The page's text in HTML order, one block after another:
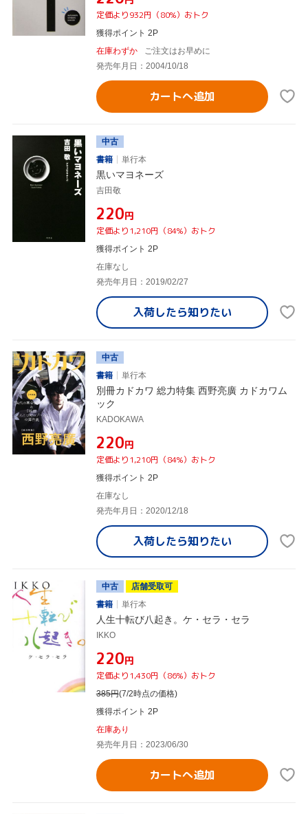
定価より932円（80%）おトク
獲得ポイント 2P
在庫わずか
ご注文はお早めに
発売年月日：2004/10/18
カートへ追加
中古
書籍
単行本
黒いマヨネーズ
吉田敬
¥220円
定価より1,210円（84%）おトク
獲得ポイント 2P
在庫なし
発売年月日：2019/02/27
入荷したら知りたい
中古
書籍
単行本
別冊カドカワ 総力特集 西野亮廣 カドカワム
ック
KADOKAWA
¥220円
定価より1,210円（84%）おトク
獲得ポイント 2P
在庫なし
発売年月日：2020/12/18
入荷したら知りたい
中古
店舗受取可
書籍
単行本
人生十転び八起き。ケ・セラ・セラ
IKKO
¥220円
定価より1,430円（86%）おトク
385円(7/2時点の価格)
獲得ポイント 2P
在庫あり
発売年月日：2023/06/30
カートへ追加